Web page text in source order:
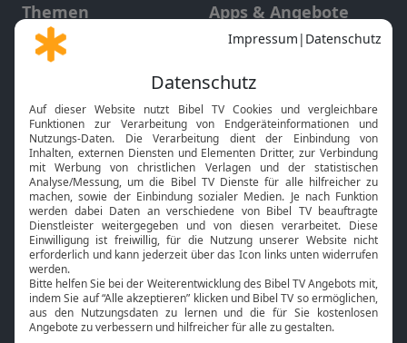
Themen
Gott und Bibel erklärt
Neuigkeiten
Apps & Angebote
Mobile App
Smart TV
HbbTV
Bibelthek Online-Bibel
Nächster Gottesdienst
Bibel TV
Über uns
Jobs
Service
Kontakt
TV-Empfang